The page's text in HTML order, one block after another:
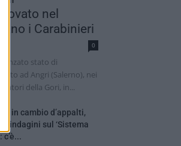
nel
i Carabinieri
0
stato di
ad Angri (Salerno), nei
della Gori, in...
in cambio d’appalti,
le indagini sul ‘Sistema
c’è...